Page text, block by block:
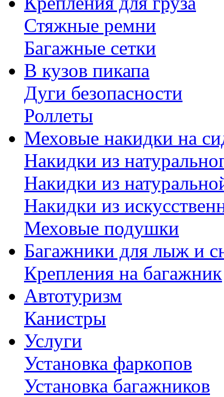
Стяжные ремни
Багажные сетки
В кузов пикапа
Дуги безопасности
Роллеты
Меховые накидки на
Накидки из
Накидки из
Накидки из
Меховые подушки
Багажники для лыж и
Крепления на багажник
Автотуризм
Канистры
Услуги
Установка фаркопов
Установка багажников